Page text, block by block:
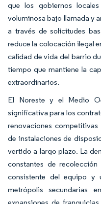
que los gobiernos
voluminosa bajo llamada y
a través de solicitudes
reduce la colocación ilegal
calidad de vida del barrio
tiempo que mantiene la
extraordinarios.
El Noreste y el Medio
significativa para los
renovaciones
de instalaciones de
vertido a largo plazo. La
constantes de
consistente del equipo y
metrópolis secundarias